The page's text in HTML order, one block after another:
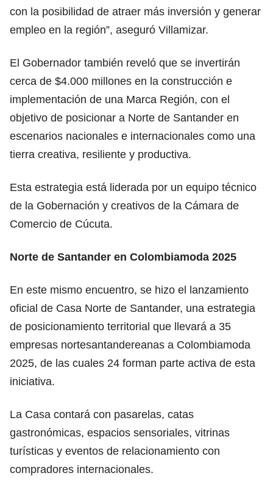
con la posibilidad de atraer más inversión y generar
empleo en la región”, aseguró Villamizar.
El Gobernador también reveló que se invertirán
cerca de $4.000 millones en la construcción e
implementación de una Marca Región, con el
objetivo de posicionar a Norte de Santander en
escenarios nacionales e internacionales como una
tierra creativa, resiliente y productiva.
Esta estrategia está liderada por un equipo técnico
de la Gobernación y creativos de la Cámara de
Comercio de Cúcuta.
Norte de Santander en Colombiamoda 2025
En este mismo encuentro, se hizo el lanzamiento
oficial de Casa Norte de Santander, una estrategia
de posicionamiento territorial que llevará a 35
empresas nortesantandereanas a Colombiamoda
2025, de las cuales 24 forman parte activa de esta
iniciativa.
La Casa contará con pasarelas, catas
gastronómicas, espacios sensoriales, vitrinas
turísticas y eventos de relacionamiento con
compradores internacionales.